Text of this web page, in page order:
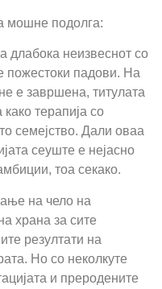
мошне подолга:
длабока неизвеснот со
пожестоки падови. На
е завршена, титулата
терапија со
семејство. Дали оваа
сеуште е нејасно
тоа секако.
на чело на
храна за сите
резултати на
Но со неколкуте
и преродените